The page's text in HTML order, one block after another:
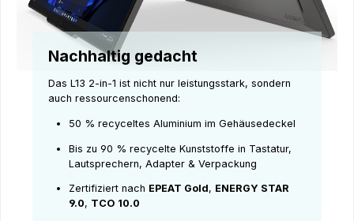
Nachhaltig gedacht
Das L13 2-in-1 ist nicht nur leistungsstark, sondern
auch ressourcenschonend:
50 % recyceltes Aluminium im Gehäusedeckel
Bis zu 90 % recycelte Kunststoffe in Tastatur,
Lautsprechern, Adapter & Verpackung
Zertifiziert nach EPEAT Gold, ENERGY STAR
9.0, TCO 10.0